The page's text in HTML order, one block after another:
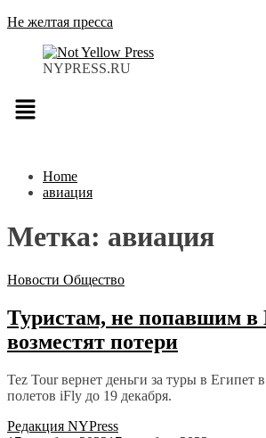
Не желтая пресса
NYPRESS.RU
Меню
Home
авиация
Метка: авиация
Новости Общество
Туристам, не попавшим в
возместят потери
Tez Tour вернет деньги за туры в Египет
полетов iFly до 19 декабря.
Редакция NYPress